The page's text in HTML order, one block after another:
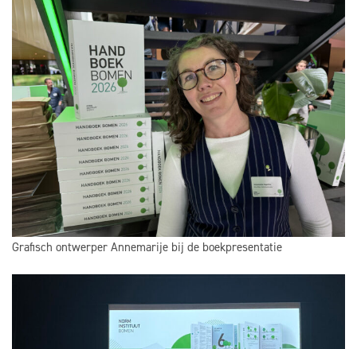
Grafisch ontwerper Annemarije bij de boekpresentatie